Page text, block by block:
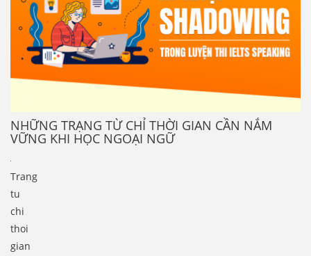
NHỮNG TRẠNG TỪ CHỈ THỜI GIAN CẦN NẮM
VỮNG KHI HỌC NGOẠI NGỮ
Trang
tu
chi
thoi
gian